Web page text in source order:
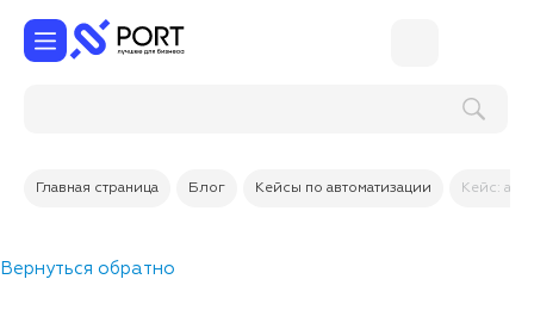
Главная страница Блог Кейсы по автоматизации Кейс:
Вернуться обратно